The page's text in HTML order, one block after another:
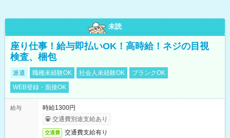
未読
座り仕事！給与即払いOK！高時給！ネジの目視
検査、梱包
派遣 職種未経験OK 社会人未経験OK
ブランクOK
WEB登録・面接OK
給与
時給1300円
交通費別途支給あり
交通費 交通費支給有り